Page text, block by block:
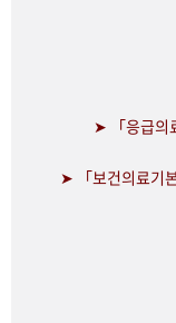
➤ 「응급의
➤ 「보건의료기